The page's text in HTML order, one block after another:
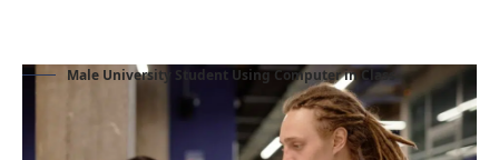
Male University Student Using Computer in Class